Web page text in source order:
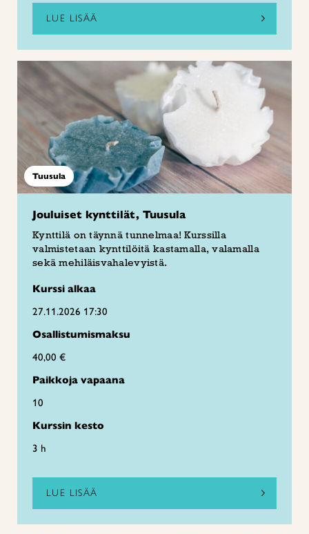
LUE LISÄÄ
Tuusula
Jouluiset kynttilät, Tuusula
Kynttilä on täynnä tunnelmaa! Kurssilla
valmistetaan kynttilöitä kastamalla, valamalla
sekä mehiläisvahalevyistä.
Kurssi alkaa
27.11.2026 17:30
Osallistumismaksu
40,00 €
Paikkoja vapaana
10
Kurssin kesto
3 h
LUE LISÄÄ